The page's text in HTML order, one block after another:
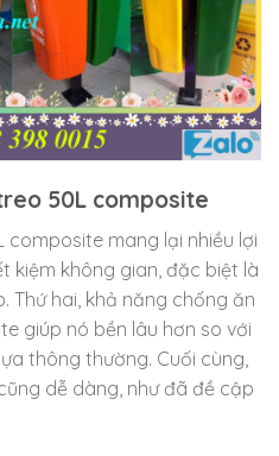
50L composite
mang lại nhiều lợi
kiệm không gian, đặc biệt là
Thứ hai, khả năng chống ăn
giúp nó bền lâu hơn so với
thông thường. Cuối cùng,
dễ dàng, như đã đề cập